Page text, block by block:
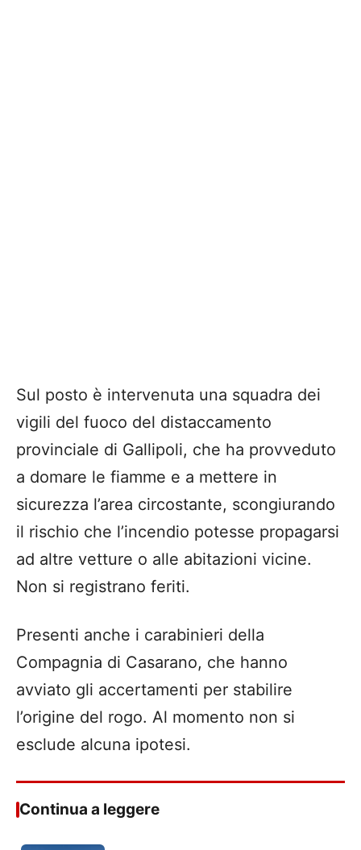
Sul posto è intervenuta una squadra dei
vigili del fuoco del distaccamento
provinciale di Gallipoli, che ha provveduto
a domare le fiamme e a mettere in
sicurezza l’area circostante, scongiurando
il rischio che l’incendio potesse propagarsi
ad altre vetture o alle abitazioni vicine.
Non si registrano feriti.
Presenti anche i carabinieri della
Compagnia di Casarano, che hanno
avviato gli accertamenti per stabilire
l’origine del rogo. Al momento non si
esclude alcuna ipotesi.
Continua a leggere